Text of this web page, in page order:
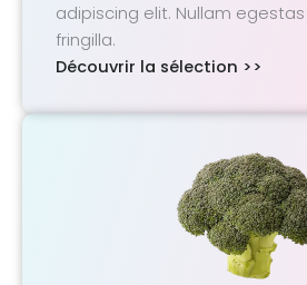
adipiscing elit. Nullam
fringilla.
Découvrir la sélection >>